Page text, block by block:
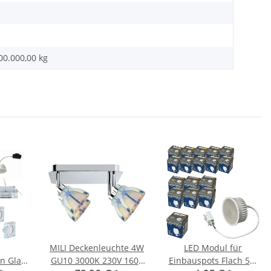
kg
Glas
MILI Deckenleuchte 4W
GU10 3000K 230V 1600
LED Modul für
Einbauspots Flach 5W